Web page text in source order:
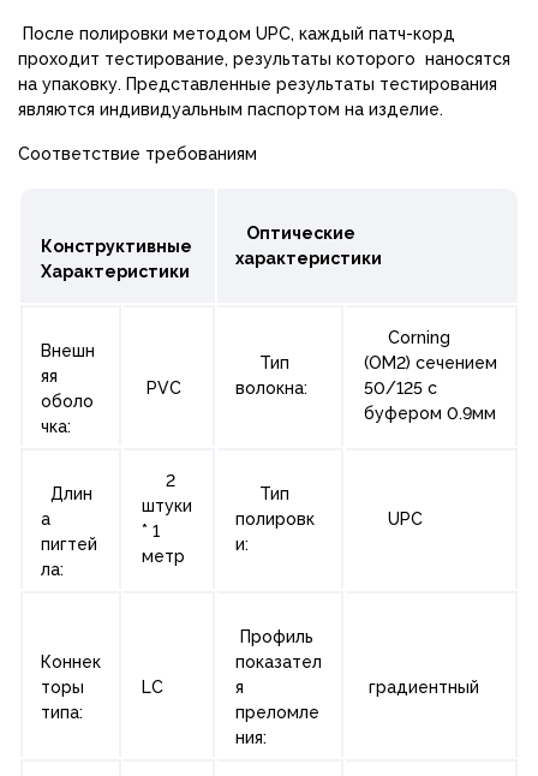
После полировки методом UPC, каждый патч-корд
проходит тестирование, результаты которого наносятся
на упаковку. Представленные результаты тестирования
являются индивидуальным паспортом на изделие.
Соответствие требованиям
Конструктивные
Характеристики
Оптические
характеристики
Внешн
яя
оболо
чка:
PVC
Тип
волокна:
Corning
(OM2) сечением
50/125 с
буфером 0.9мм
Длин
а
пигтей
ла:
2
штуки
* 1
метр
Тип
полировк
и:
UPC
Коннек
торы
типа:
LC
Профиль
показател
я
преломле
ния:
градиентный